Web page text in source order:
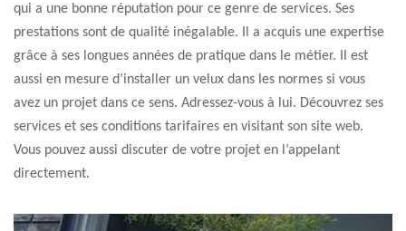
qui a une bonne réputation pour ce genre de services. Ses
prestations sont de qualité inégalable. Il a acquis une expertise
grâce à ses longues années de pratique dans le métier. Il est
aussi en mesure d’installer un velux dans les normes si vous
avez un projet dans ce sens. Adressez-vous à lui. Découvrez ses
services et ses conditions tarifaires en visitant son site web.
Vous pouvez aussi discuter de votre projet en l’appelant
directement.